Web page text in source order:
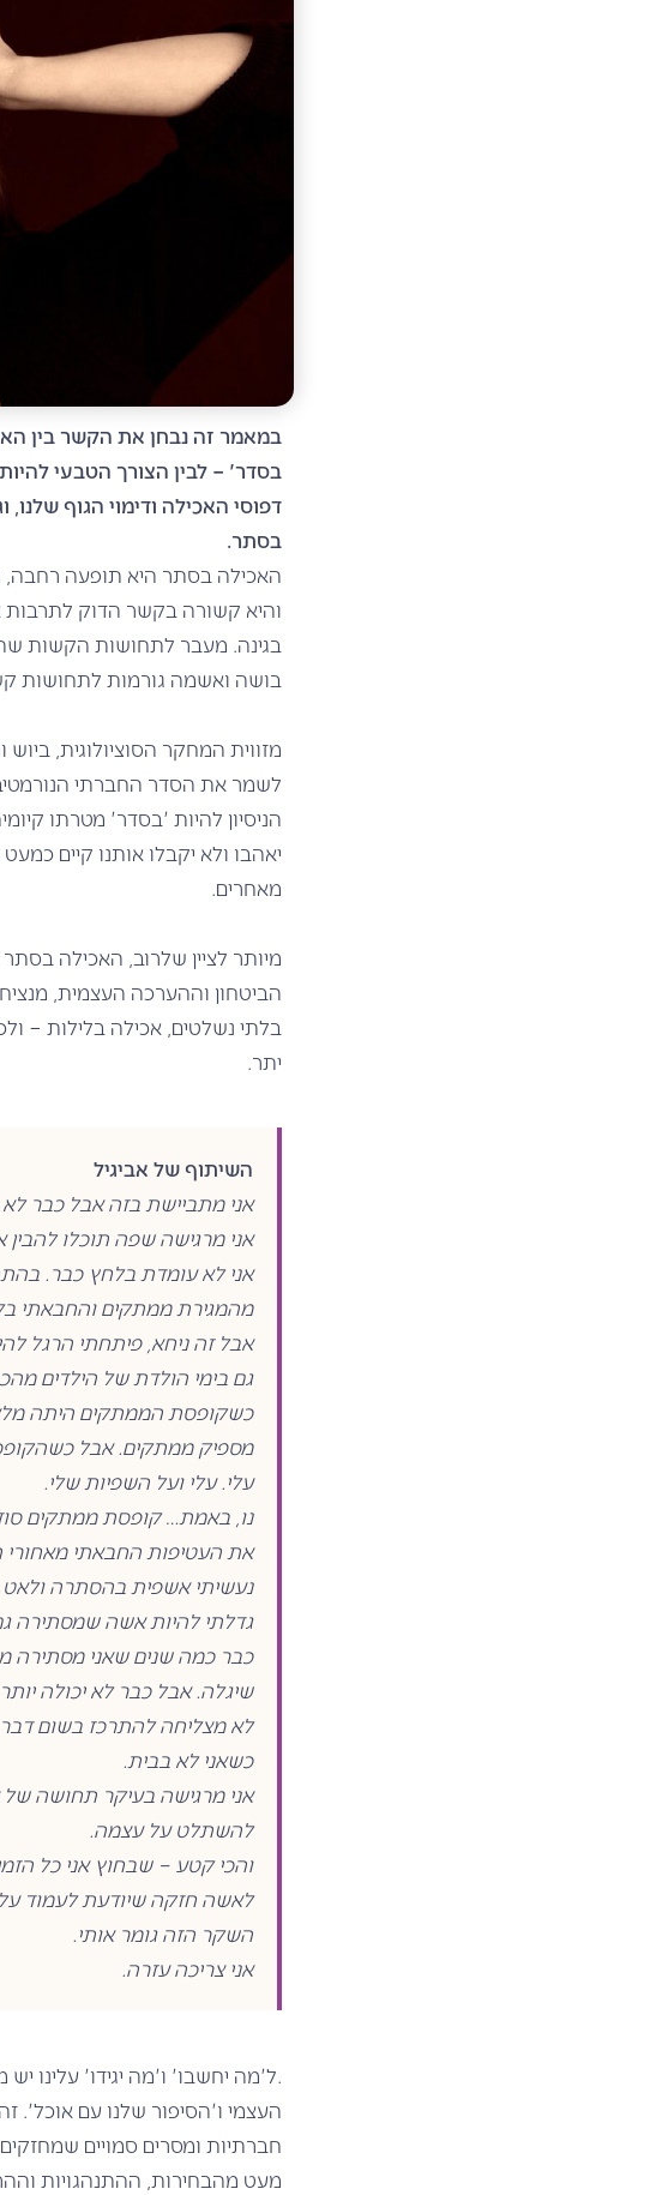
במאמר זה נבחן את הקשר בין
בסדר' – לבין הצורך הטבעי
דפוסי האכילה ודימוי הגוף
בסתר.
האכילה בסתר היא תופעה רחבה,
והיא קשורה בקשר הדוק לתרבות
בגינה. מעבר לתחושות הקשות
בושה ואשמה גורמות לתחושות
לשמר את הסדר החברתי
הניסיון להיות 'בסדר' מטרתו
יאהבו ולא יקבלו אותנו קיים
מאחרים.
מיותר לציין שלרוב, האכילה
הביטחון וההערכה העצמית,
בלתי נשלטים, אכילה בלילות –
יתר.
השיתוף של אביגיל
אני מתביישת בזה אבל כבר
אני מרגישה שפה תוכלו להבין
אני לא עומדת בלחץ כבר.
מהמגירת ממתקים והחבאתי
אבל זה ניחא, פיתחתי הרגל
גם בימי הולדת של הילדים
כשקופסת הממתקים היתה מלאה
מספיק ממתקים. אבל
עלי. עלי ועל השפיות שלי.
נו, באמת… קופסת ממתקים
את העטיפות החבאתי מאחורי
נעשיתי אשפית בהסתרה
גדלתי להיות אשה שמסתירה
כבר כמה שנים שאני מסתירה
שיגלה. אבל כבר לא יכולה
לא מצליחה להתרכז בשום
כשאני לא בבית.
אני מרגישה בעיקר תחושה של
להשתלט על עצמה.
והכי קטע – שבחוץ אני כל
לאשה חזקה שיודעת לעמוד
השקר הזה גומר אותי.
אני צריכה עזרה.
.ל'מה יחשבו' ו'מה יגידו' עלינו
העצמי ו'הסיפור שלנו עם אוכל'.
חברתיות ומסרים סמויים
מעט מהבחירות, ההתנהגויות